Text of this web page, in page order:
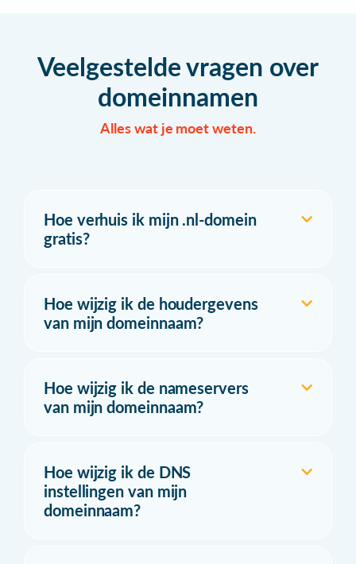
Veelgestelde vragen over
domeinnamen
Alles wat je moet weten.
Hoe verhuis ik mijn .nl-domein
gratis?
Hoe wijzig ik de houdergevens
van mijn domeinnaam?
Hoe wijzig ik de nameservers
van mijn domeinnaam?
Hoe wijzig ik de DNS
instellingen van mijn
domeinnaam?